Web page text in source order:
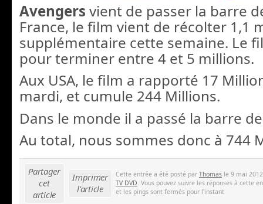
Avengers vient de passer la barre
France, le film vient de récolter 1,1
supplémentaire cette semaine. Le
pour terminer entre 4 et 5 millions.
Aux USA, le film a rapporté 17
mardi, et cumule 244 Millions.
Dans le monde il a passé la barre
Au total, nous sommes donc à 744
Partager
cet
article
Imprimer
l'article
Cette entrée a été posté par Thomas le 9 mai
TV DVD. Vous pouvez suivre les réponses à cette
et les pings sont fermés pour l'instant